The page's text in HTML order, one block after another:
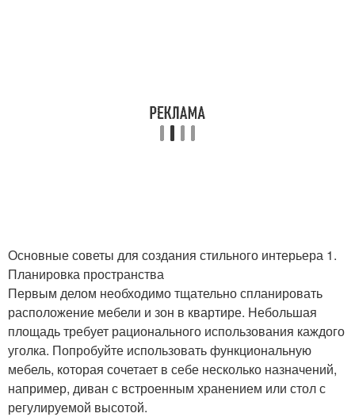
Основные советы для создания стильного интерьера 1.
Планировка пространства
Первым делом необходимо тщательно спланировать
расположение мебели и зон в квартире. Небольшая
площадь требует рационального использования каждого
уголка. Попробуйте использовать функциональную
мебель, которая сочетает в себе несколько назначений,
например, диван с встроенным хранением или стол с
регулируемой высотой.